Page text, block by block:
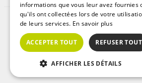
©2025 | Tous droits
Plan du site
Conditions Générales
Politique de protection
Crédits
informations que vous leur avez fournies
qu'ils ont collectées lors de votre
de leurs services. En savoir plus
ACCEPTER TOUT REFUSER TOUT
AFFICHER LES DÉTAILS